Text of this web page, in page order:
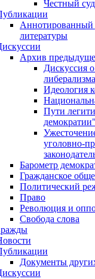
Честный суд
Аннотированный
литературы
Архив
Дискуссия
Идеология
Пути
демократии"
уголовно-
Барометр
Гражданское
Политический
Право
Революция и
Свобода слова
Документы